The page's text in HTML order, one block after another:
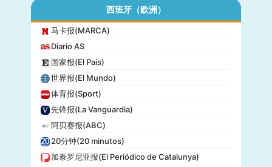
西班牙（欧洲）
马卡报(MARCA)
Diario AS
国家报(El País)
世界报(El Mundo)
体育报(Sport)
先锋报(La Vanguardia)
阿贝赛报(ABC)
20分钟(20 minutos)
加泰罗尼亚报(El Periódico de Catalunya)